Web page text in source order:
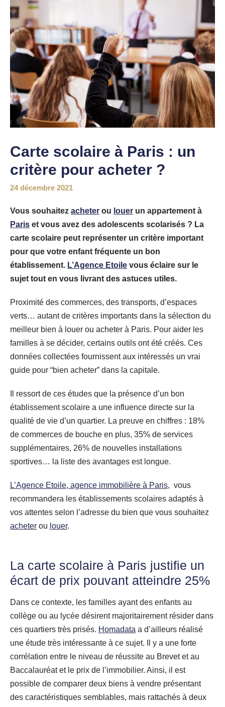
Carte scolaire à Paris : un
critère pour acheter ?
24 décembre 2021
Vous souhaitez acheter ou louer un appartement à
Paris et vous avez des adolescents scolarisés ? La
carte scolaire peut représenter un critère important
pour que votre enfant fréquente un bon
établissement. L’Agence Etoile vous éclaire sur le
sujet tout en vous livrant des astuces utiles.
Proximité des commerces, des transports, d’espaces
verts… autant de critères importants dans la sélection du
meilleur bien à louer ou acheter à Paris. Pour aider les
familles à se décider, certains outils ont été créés. Ces
données collectées fournissent aux intéressés un vrai
guide pour “bien acheter” dans la capitale.
Il ressort de ces études que la présence d’un bon
établissement scolaire a une influence directe sur la
qualité de vie d’un quartier. La preuve en chiffres : 18%
de commerces de bouche en plus, 35% de services
supplémentaires, 26% de nouvelles installations
sportives… la liste des avantages est longue.
L’Agence Etoile, agence immobilière à Paris, vous
recommandera les établissements scolaires adaptés à
vos attentes selon l’adresse du bien que vous souhaitez
acheter ou louer.
La carte scolaire à Paris justifie un
écart de prix pouvant atteindre 25%
Dans ce contexte, les familles ayant des enfants au
collège ou au lycée désirent majoritairement résider dans
ces quartiers très prisés. Homadata a d’ailleurs réalisé
une étude très intéressante à ce sujet. Il y a une forte
corrélation entre le niveau de réussite au Brevet et au
Baccalauréat et le prix de l’immobilier. Ainsi, il est
possible de comparer deux biens à vendre présentant
des caractéristiques semblables, mais rattachés à deux